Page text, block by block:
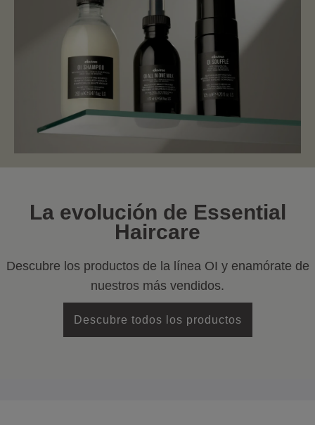
La evolución de Essential
Haircare
Descubre los productos de la línea OI y enamórate de
nuestros más vendidos.
Descubre todos los productos